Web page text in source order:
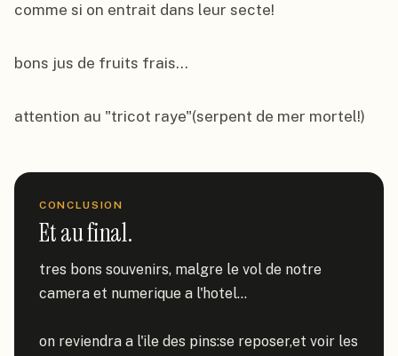
comme si on entrait dans leur secte!
bons jus de fruits frais...
attention au "tricot raye"(serpent de mer mortel!)
CONCLUSION
Et au final.
tres bons souvenirs, malgre le vol de notre
camera et numerique a l'hotel...
on reviendra a l'ile des pins:se reposer,et voir les